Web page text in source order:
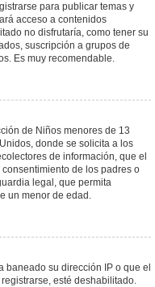
para publicar temas y
acceso a contenidos
no disfrutaría, como tener su
suscripción a grupos de
Es muy recomendable.
de Niños menores de 13
donde se solicita a los
de información, que el
de los padres o
legal, que permita
un menor de edad.
baneado su dirección IP o que el
esté deshabilitado.